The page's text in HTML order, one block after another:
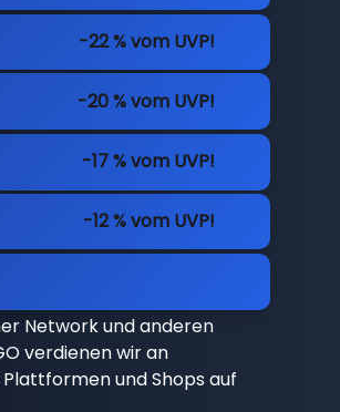
-22 % vom UVP!
-20 % vom UVP!
-17 % vom UVP!
-12 % vom UVP!
Network und anderen
verdienen wir an
und Shops auf